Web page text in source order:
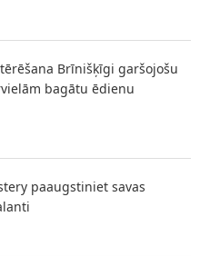
Brīnišķīgi garšojošu
bagātu ēdienu
paaugstiniet savas